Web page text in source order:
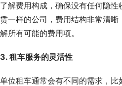
了解费用构成，确保没有任何隐
赁一样的公司，费用结构非常清
解所有可能的费用项。
3. 租车服务的灵活性
单位租车通常会有不同的需求，